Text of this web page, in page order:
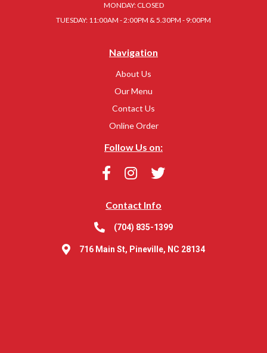
MONDAY: CLOSED
TUESDAY: 11:00AM - 2:00PM & 5.30PM - 9:00PM
Navigation
About Us
Our Menu
Contact Us
Online Order
Follow Us on:
Contact Info
(704) 835-1399
716 Main St, Pineville, NC 28134